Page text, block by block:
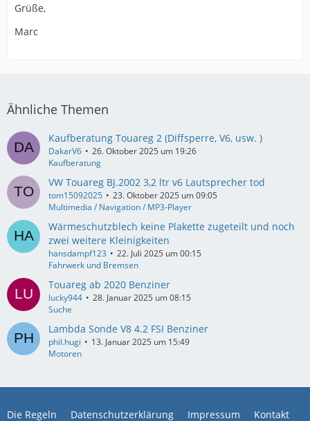
Grüße,
Marc
Ähnliche Themen
Kaufberatung Touareg 2 (Diffsperre, V6, usw. )
DakarV6
26. Oktober 2025 um 19:26
Kaufberatung
VW Touareg BJ.2002 3,2 ltr v6 Lautsprecher tod
tom15092025
23. Oktober 2025 um 09:05
Multimedia / Navigation / MP3-Player
Wärmeschutzblech keine Plakette zugeteilt und noch
zwei weitere Kleinigkeiten
hansdampf123
22. Juli 2025 um 00:15
Fahrwerk und Bremsen
Touareg ab 2020 Benziner
lucky944
28. Januar 2025 um 08:15
Suche
Lambda Sonde V8 4.2 FSI Benziner
phil.hugi
13. Januar 2025 um 15:49
Motoren
Die Regeln Datenschutzerklärung Impressum Kontakt